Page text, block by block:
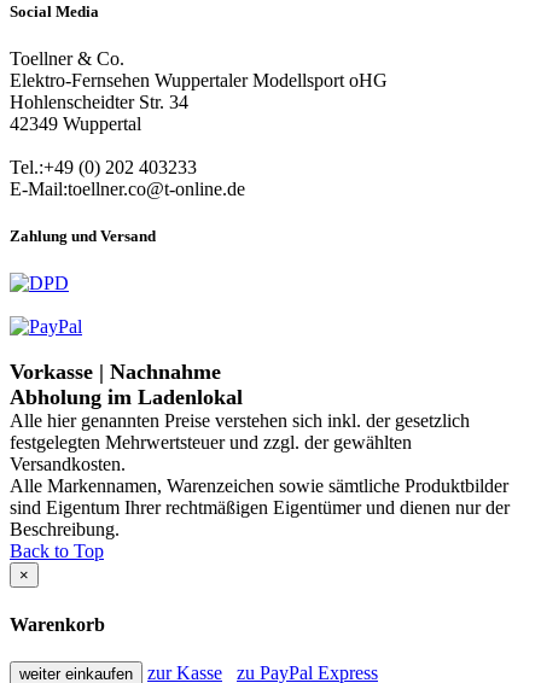
Social Media
Toellner & Co.
Elektro-Fernsehen Wuppertaler Modellsport oHG
Hohlenscheidter Str. 34
42349 Wuppertal
Tel.:+49 (0) 202 403233
E-Mail:toellner.co@t-online.de
Zahlung und Versand
Vorkasse | Nachnahme
Abholung im Ladenlokal
Alle hier genannten Preise verstehen sich inkl. der gesetzlich
festgelegten Mehrwertsteuer und zzgl. der gewählten
Versandkosten.
Alle Markennamen, Warenzeichen sowie sämtliche Produktbilder
sind Eigentum Ihrer rechtmäßigen Eigentümer und dienen nur der
Beschreibung.
Back to Top
×
Warenkorb
weiter einkaufen zur Kasse zu PayPal Express